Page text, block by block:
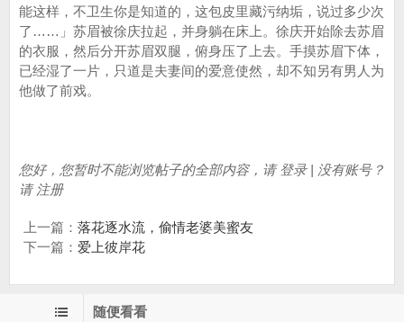
能这样，不卫生你是知道的，这包皮里藏污纳垢，说过多少次
了……」苏眉被徐庆拉起，并身躺在床上。徐庆开始除去苏眉
的衣服，然后分开苏眉双腿，俯身压了上去。手摸苏眉下体，
已经湿了一片，只道是夫妻间的爱意使然，却不知另有男人为
他做了前戏。
您好，您暂时不能浏览帖子的全部内容，请 登录 | 没有账号？
请 注册
上一篇： 落花逐水流，偷情老婆美蜜友
下一篇： 爱上彼岸花
随便看看